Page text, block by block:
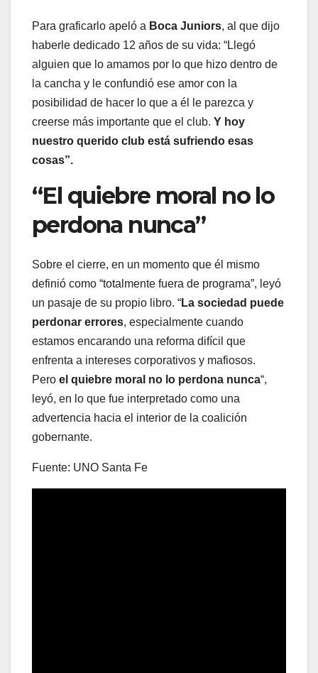
Para graficarlo apeló a Boca Juniors, al que dijo
haberle dedicado 12 años de su vida: “Llegó
alguien que lo amamos por lo que hizo dentro de
la cancha y le confundió ese amor con la
posibilidad de hacer lo que a él le parezca y
creerse más importante que el club. Y hoy
nuestro querido club está sufriendo esas
cosas”.
“El quiebre moral no lo
perdona nunca”
Sobre el cierre, en un momento que él mismo
definió como “totalmente fuera de programa”, leyó
un pasaje de su propio libro. “La sociedad puede
perdonar errores, especialmente cuando
estamos encarando una reforma difícil que
enfrenta a intereses corporativos y mafiosos.
Pero el quiebre moral no lo perdona nunca“,
leyó, en lo que fue interpretado como una
advertencia hacia el interior de la coalición
gobernante.
Fuente: UNO Santa Fe